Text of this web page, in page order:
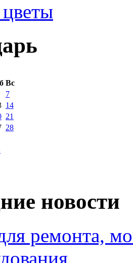
цветы
Вс
7
14
21
28
новости
ремонта,